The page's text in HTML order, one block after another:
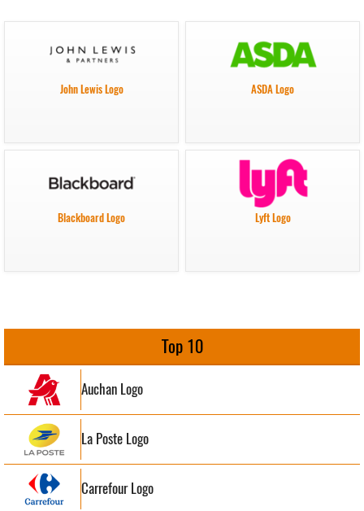
John Lewis Logo ASDA Logo
Blackboard Logo Lyft Logo
Top 10
Auchan Logo
La Poste Logo
Carrefour Logo